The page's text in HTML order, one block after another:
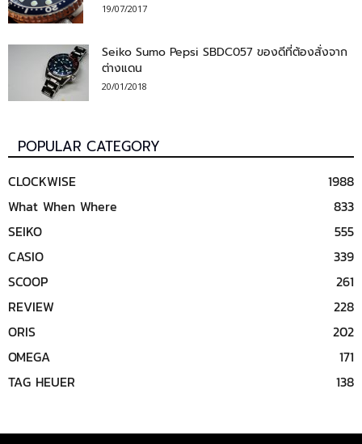
19/07/2017
Seiko Sumo Pepsi SBDC057 ของดีที่ต้องสั่งจาก
ต่างแดน
20/01/2018
POPULAR CATEGORY
CLOCKWISE
1988
What When Where
833
SEIKO
555
CASIO
339
SCOOP
261
REVIEW
228
ORIS
202
OMEGA
171
TAG HEUER
138